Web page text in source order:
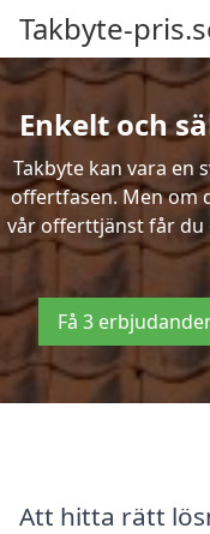
Takbyte-
Enkelt och
Takbyte kan vara en
offertfasen. Men om
vår offerttjänst får du
Få 3
Att hitta rätt